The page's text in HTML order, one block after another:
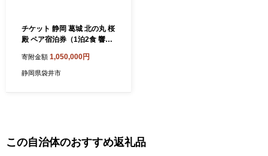
チケット 静岡 葛城 北の丸 桜
殿 ペア宿泊券（1泊2食 響コ
グルメ 旅行 露天風呂 古民家
伝統建築 袋井市 静岡県
寄附金額 1,050,000円
静岡県袋井市
この自治体のおすすめ返礼品